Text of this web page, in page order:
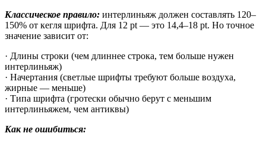
Классическое правило: интерлиньяж должен составлять 120–
150% от кегля шрифта. Для 12 pt — это 14,4–18 pt. Но точное
значение зависит от:
· Длины строки (чем длиннее строка, тем больше нужен
интерлиньяж)
· Начертания (светлые шрифты требуют больше воздуха,
жирные — меньше)
· Типа шрифта (гротески обычно берут с меньшим
интерлиньяжем, чем антиквы)
Как не ошибиться: